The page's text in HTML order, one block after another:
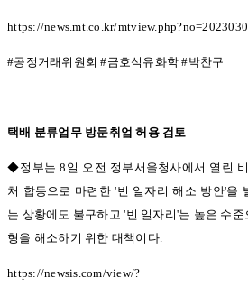
https://news.mt.co.kr/
#공정거래위원회#금호석유화학#박찬구
택배 분류업무 방문취업 허용 검토
◆정부는 8 일 오전 정부서울청사에서 열린
처 합동으로 마련한'빈 일자리 해소 방안'을
는 상황에도 불구하고'빈 일자리'는 높은 수
형을 해소하기 위한 대책이다.
https://newsis.com/view/?